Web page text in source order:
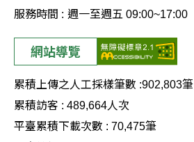
服務時間 : 週一至週五 09:00~17:00
網站導覽
累積上傳之人工採樣筆數 :902,803筆
累積訪客 : 489,664人次
平臺累積下載次數 : 70,475筆